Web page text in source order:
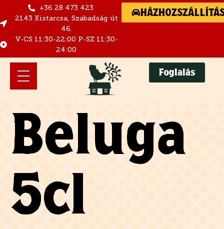
+36 28 473 423
2143 Kistarcsa, Szabadság út
46.
V-CS 11:30-22:00 P-SZ 11:30-
24:00
Foglalás
Beluga
5cl